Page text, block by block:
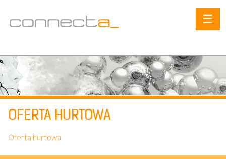
☰
OFERTA HURTOWA
Oferta hurtowa